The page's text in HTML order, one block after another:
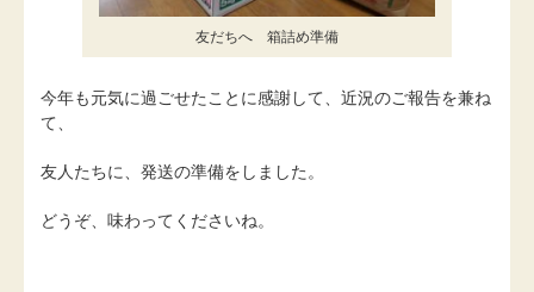
友だちへ 箱詰め準備
今年も元気に過ごせたことに感謝して、近況のご報告を兼ね
て、
友人たちに、発送の準備をしました。
どうぞ、味わってくださいね。